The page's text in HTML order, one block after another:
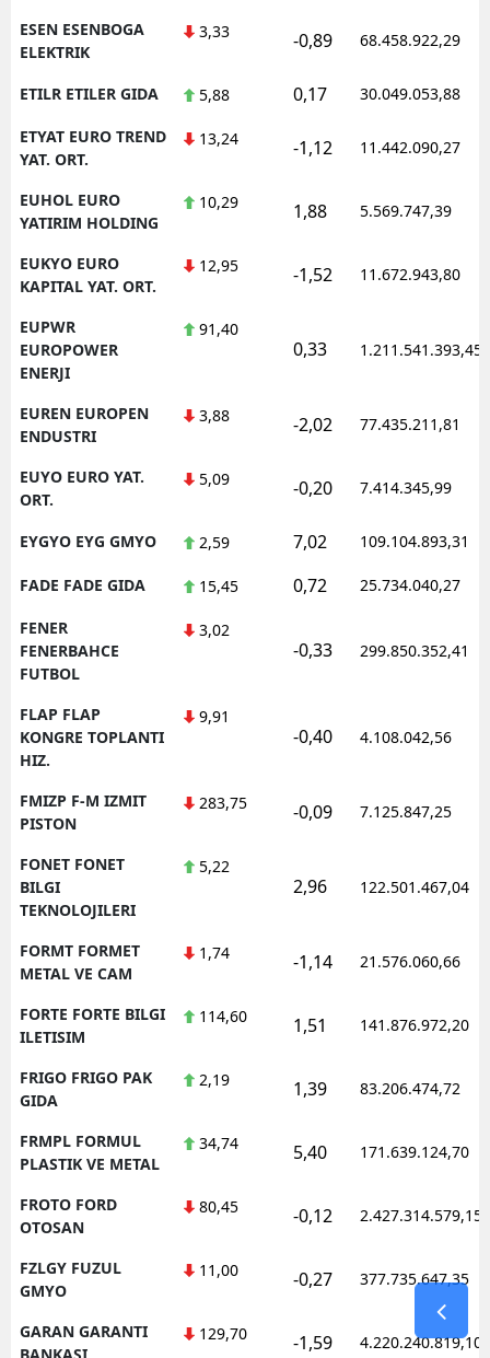
ESEN ESENBOGA
ELEKTRIK
3,33 -0,89 68.458.922,29
ETILR ETILER GIDA 5,88 0,17 30.049.053,88
ETYAT EURO TREND
YAT. ORT.
13,24 -1,12 11.442.090,27
EUHOL EURO
YATIRIM HOLDING
10,29 1,88 5.569.747,39
EUKYO EURO
KAPITAL YAT. ORT.
12,95 -1,52 11.672.943,80
EUPWR
EUROPOWER
ENERJI
91,40
0,33 1.211.541.393,45
EUREN EUROPEN
ENDUSTRI
3,88 -2,02 77.435.211,81
EUYO EURO YAT.
ORT.
5,09 -0,20 7.414.345,99
EYGYO EYG GMYO 2,59 7,02 109.104.893,31
FADE FADE GIDA 15,45 0,72 25.734.040,27
FENER
FENERBAHCE
FUTBOL
3,02
-0,33 299.850.352,41
FLAP FLAP
KONGRE TOPLANTI
HIZ.
9,91
-0,40 4.108.042,56
FMIZP F-M IZMIT
PISTON
283,75 -0,09 7.125.847,25
FONET FONET
BILGI
TEKNOLOJILERI
5,22
2,96 122.501.467,04
FORMT FORMET
METAL VE CAM
1,74 -1,14 21.576.060,66
FORTE FORTE BILGI
ILETISIM
114,60 1,51 141.876.972,20
FRIGO FRIGO PAK
GIDA
2,19 1,39 83.206.474,72
FRMPL FORMUL
PLASTIK VE METAL
34,74 5,40 171.639.124,70
FROTO FORD
OTOSAN
80,45 -0,12 2.427.314.579,15
FZLGY FUZUL
GMYO
11,00 -0,27 377.735.647,35
GARAN GARANTI
BANKASI
129,70 -1,59 4.220.240.819,10